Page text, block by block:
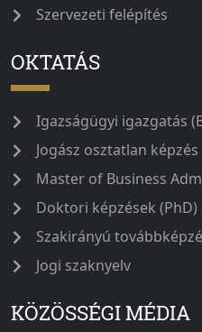
Szervezeti felépítés
OKTATÁS
Igazságügyi igazgatás
Jogász osztatlan képzés
Master of Business
Doktori képzések (PhD)
Szakirányú
Jogi szaknyelv
KÖZÖSSÉGI MÉDIA